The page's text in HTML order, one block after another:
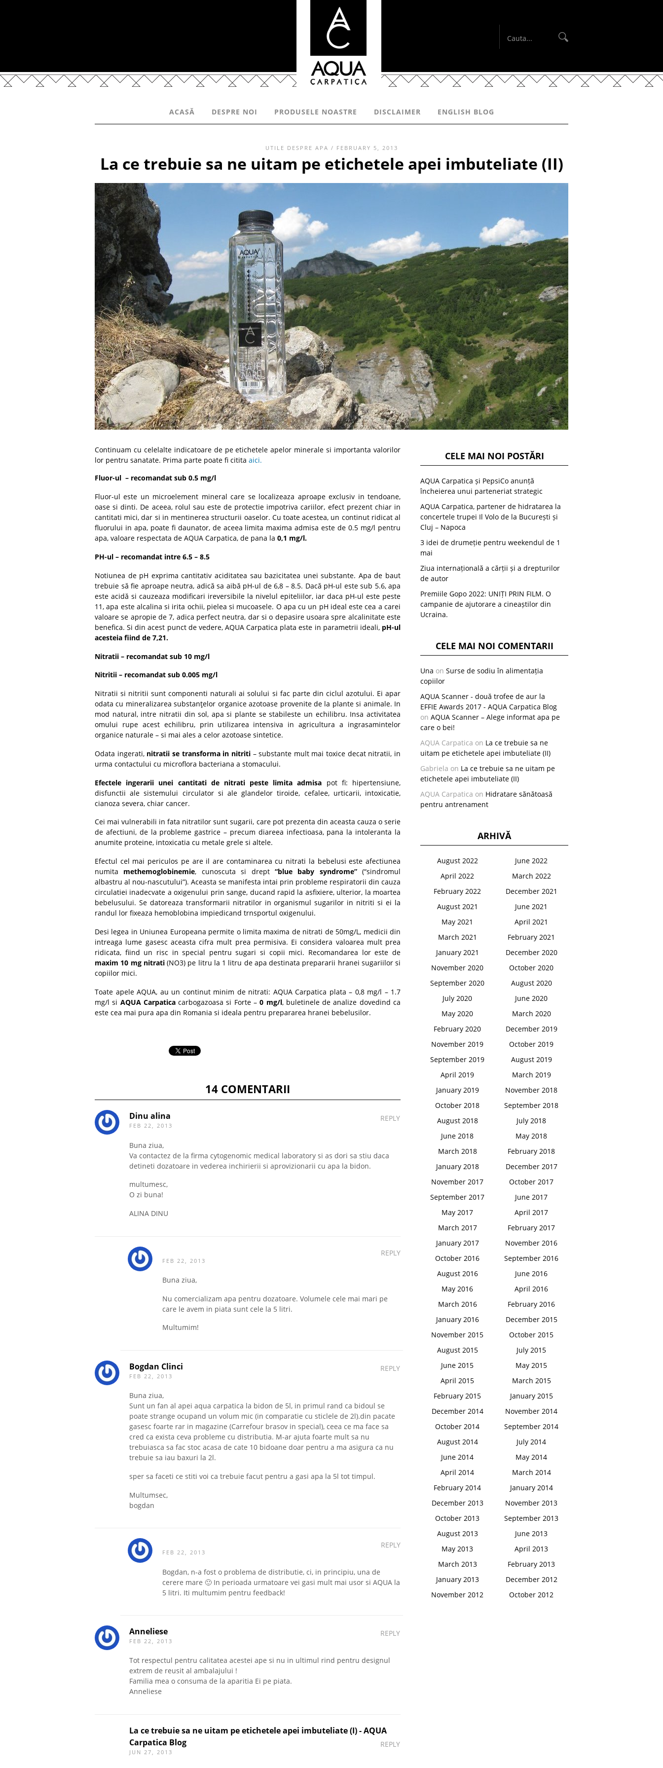
ACASĂ DESPRE NOI PRODUSELE NOASTRE DISCLAIMER ENGLISH BLOG
UTILE DESPRE APA / FEBRUARY 5, 2013
La ce trebuie sa ne uitam pe etichetele apei imbuteliate (II)
Continuam cu celelalte indicatoare de pe etichetele apelor minerale si importanta valorilor
lor pentru sanatate. Prima parte poate fi citita aici.
Fluor-ul – recomandat sub 0.5 mg/l
Fluor-ul este un microelement mineral care se localizeaza aproape exclusiv in tendoane,
oase si dinti. De aceea, rolul sau este de protectie impotriva cariilor, efect prezent chiar in
cantitati mici, dar si in mentinerea structurii oaselor. Cu toate acestea, un continut ridicat al
fluorului in apa, poate fi daunator, de aceea limita maxima admisa este de 0.5 mg/l pentru
apa, valoare respectata de AQUA Carpatica, de pana la 0,1 mg/l.
PH-ul – recomandat intre 6.5 – 8.5
Notiunea de pH exprima cantitativ aciditatea sau bazicitatea unei substante. Apa de baut
trebuie să fie aproape neutra, adică sa aibă pH-ul de 6,8 – 8.5. Dacă pH-ul este sub 5.6, apa
este acidă si cauzeaza modificari ireversibile la nivelul epiteliilor, iar daca pH-ul este peste
11, apa este alcalina si irita ochii, pielea si mucoasele. O apa cu un pH ideal este cea a carei
valoare se apropie de 7, adica perfect neutra, dar si o depasire usoara spre alcalinitate este
benefica. Si din acest punct de vedere, AQUA Carpatica plata este in parametrii ideali, pH-ul
acesteia fiind de 7,21.
Nitratii – recomandat sub 10 mg/l
Nitritii – recomandat sub 0.005 mg/l
Nitratii si nitritii sunt componenti naturali ai solului si fac parte din ciclul azotului. Ei apar
odata cu mineralizarea substanţelor organice azotoase provenite de la plante si animale. In
mod natural, intre nitratii din sol, apa si plante se stabileste un echilibru. Insa activitatea
omului rupe acest echilibru, prin utilizarea intensiva in agricultura a ingrasamintelor
organice naturale – si mai ales a celor azotoase sintetice.
Odata ingerati, nitratii se transforma in nitriti– substante mult mai toxice decat nitratii, in
urma contactului cu microflora bacteriana a stomacului.
Efectele ingerarii unei cantitati de nitrati peste limita admisa pot fi: hipertensiune,
disfunctii ale sistemului circulator si ale glandelor tiroide, cefalee, urticarii, intoxicatie,
cianoza severa, chiar cancer.
Cei mai vulnerabili in fata nitratilor sunt sugarii, care pot prezenta din aceasta cauza o serie
de afectiuni, de la probleme gastrice – precum diareea infectioasa, pana la intoleranta la
anumite proteine, intoxicatia cu metale grele si altele.
Efectul cel mai periculos pe are il are contaminarea cu nitrati la bebelusi este afectiunea
numita methemoglobinemie, cunoscuta si drept“blue baby syndrome”(“sindromul
albastru al nou-nascutului”). Aceasta se manifesta intai prin probleme respiratorii din cauza
circulatiei inadecvate a oxigenului prin sange, ducand rapid la asfixiere, ulterior, la moartea
bebelusului. Se datoreaza transformarii nitratilor in organismul sugarilor in nitriti si ei la
randul lor fixeaza hemoblobina impiedicand trnsportul oxigenului.
Desi legea in Uniunea Europeana permite o limita maxima de nitrati de 50mg/L, medicii din
intreaga lume gasesc aceasta cifra mult prea permisiva. Ei considera valoarea mult prea
ridicata, fiind un risc in special pentru sugari si copii mici. Recomandarea lor este de
maxim 10 mg nitrati(NO3) pe litru la 1 litru de apa destinata prepararii hranei sugariilor si
copiilor mici.
Toate apele AQUA, au un continut minim de nitrati: AQUA Carpatica plata – 0,8 mg/l – 1.7
mg/l si AQUA Carpaticacarbogazoasa si Forte –0 mg/l, buletinele de analize dovedind ca
este cea mai pura apa din Romania si ideala pentru prepararea hranei bebelusilor.
14 COMENTARII
Dinu alina
FEB 22, 2013
REPLY
Buna ziua,
Va contactez de la firma cytogenomic medical laboratory si as dori sa stiu daca
detineti dozatoare in vederea inchirierii si aprovizionarii cu apa la bidon.
multumesc,
O zi buna!
ALINA DINU
FEB 22, 2013
REPLY
Buna ziua,
Nu comercializam apa pentru dozatoare. Volumele cele mai mari pe
care le avem in piata sunt cele la 5 litri.
Multumim!
Bogdan Clinci
FEB 22, 2013
REPLY
Buna ziua,
Sunt un fan al apei aqua carpatica la bidon de 5l, in primul rand ca bidoul se
poate strange ocupand un volum mic (in comparatie cu sticlele de 2l).din pacate
gasesc foarte rar in magazine (Carrefour brasov in special), ceea ce ma face sa
cred ca exista ceva probleme cu distributia. M-ar ajuta foarte mult sa nu
trebuiasca sa fac stoc acasa de cate 10 bidoane doar pentru a ma asigura ca nu
trebuie sa iau baxuri la 2l.
sper sa faceti ce stiti voi ca trebuie facut pentru a gasi apa la 5l tot timpul.
Multumsec,
bogdan
FEB 22, 2013
REPLY
Bogdan, n-a fost o problema de distributie, ci, in principiu, una de
cerere mare 🙂 In perioada urmatoare vei gasi mult mai usor si AQUA la
5 litri. Iti multumim pentru feedback!
Anneliese
FEB 22, 2013
REPLY
Tot respectul pentru calitatea acestei ape si nu in ultimul rind pentru designul
extrem de reusit al ambalajului !
Familia mea o consuma de la aparitia Ei pe piata.
Anneliese
La ce trebuie sa ne uitam pe etichetele apei imbuteliate (I) - AQUA
Carpatica Blog
JUN 27, 2013
REPLY
CELE MAI NOI POSTĂRI
AQUA Carpatica și PepsiCo anunță
încheierea unui parteneriat strategic
AQUA Carpatica, partener de hidratarea la
concertele trupei Il Volo de la București și
Cluj – Napoca
3 idei de drumeție pentru weekendul de 1
mai
Ziua internațională a cărții și a drepturilor
de autor
Premiile Gopo 2022: UNIȚI PRIN FILM. O
campanie de ajutorare a cineaștilor din
Ucraina.
CELE MAI NOI COMENTARII
Una on Surse de sodiu în alimentația
copiilor
AQUA Scanner - două trofee de aur la
EFFIE Awards 2017 - AQUA Carpatica Blog
on AQUA Scanner – Alege informat apa pe
care o bei!
AQUA Carpatica on La ce trebuie sa ne
uitam pe etichetele apei imbuteliate (II)
Gabriela on La ce trebuie sa ne uitam pe
etichetele apei imbuteliate (II)
AQUA Carpatica on Hidratare sănătoasă
pentru antrenament
ARHIVĂ
August 2022
June 2022
April 2022
March 2022
February 2022
December 2021
August 2021
June 2021
May 2021
April 2021
March 2021
February 2021
January 2021
December 2020
November 2020
October 2020
September 2020
August 2020
July 2020
June 2020
May 2020
March 2020
February 2020
December 2019
November 2019
October 2019
September 2019
August 2019
April 2019
March 2019
January 2019
November 2018
October 2018
September 2018
August 2018
July 2018
June 2018
May 2018
March 2018
February 2018
January 2018
December 2017
November 2017
October 2017
September 2017
June 2017
May 2017
April 2017
March 2017
February 2017
January 2017
November 2016
October 2016
September 2016
August 2016
June 2016
May 2016
April 2016
March 2016
February 2016
January 2016
December 2015
November 2015
October 2015
August 2015
July 2015
June 2015
May 2015
April 2015
March 2015
February 2015
January 2015
December 2014
November 2014
October 2014
September 2014
August 2014
July 2014
June 2014
May 2014
April 2014
March 2014
February 2014
January 2014
December 2013
November 2013
October 2013
September 2013
August 2013
June 2013
May 2013
April 2013
March 2013
February 2013
January 2013
December 2012
November 2012
October 2012